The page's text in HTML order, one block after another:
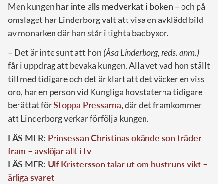
Men kungen har inte alls medverkat i boken – och på
omslaget har Linderborg valt att visa en avklädd bild
av monarken där han står i tighta badbyxor.
– Det är inte sunt att hon (Åsa Linderborg, reds. anm.)
får i uppdrag att bevaka kungen. Alla vet vad hon ställt
till med tidigare och det är klart att det väcker en viss
oro, har en person vid Kungliga hovstaterna tidigare
berättat förStoppa Pressarna,där det framkommer
att Linderborg verkar förfölja kungen.
LÄS MER: Prinsessan Christinas okände son träder
fram – avslöjar allt i tv
LÄS MER: Ulf Kristersson talar ut om hustruns vikt –
ärliga svaret